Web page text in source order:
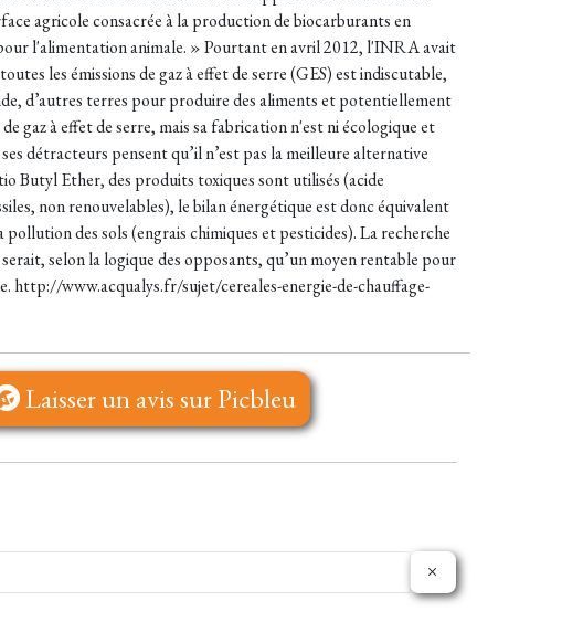
agricole consacrée à la production de biocarburants en
l'alimentation animale. » Pourtant en avril 2012, l'INRA avait
les émissions de gaz à effet de serre (GES) est indiscutable,
d’autres terres pour produire des aliments et potentiellement
à effet de serre, mais sa fabrication n'est ni écologique et
détracteurs pensent qu’il n’est pas la meilleure alternative
Butyl Ether, des produits toxiques sont utilisés (acide
non renouvelables), le bilan énergétique est donc équivalent
des sols (engrais chimiques et pesticides). La recherche
selon la logique des opposants, qu’un moyen rentable pour
http://www.acqualys.fr/sujet/cereales-energie-de-chauffage-
Laisser un avis sur Picbleu